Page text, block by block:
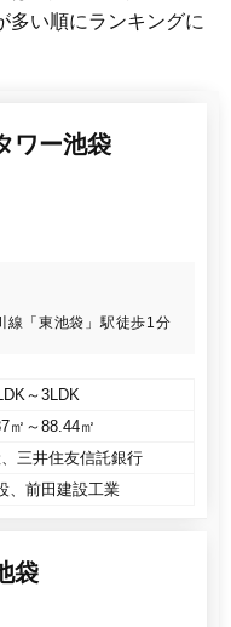
多い順にランキングに
ワー池袋
線「東池袋」駅徒歩1分
～3LDK
㎡～88.44㎡
三井住友信託銀行
、前田建設工業
袋